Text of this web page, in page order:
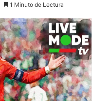
1 Minuto de Lectura